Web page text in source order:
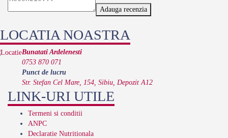
Adauga recenzia
LOCATIA NOASTRA
Bunatati Ardelenesti
0753 870 071
Punct de lucru
Str. Stefan Cel Mare, 154, Sibiu, Depozit A12
LINK-URI UTILE
Termeni si conditii
ANPC
Declaratie Nutritionala